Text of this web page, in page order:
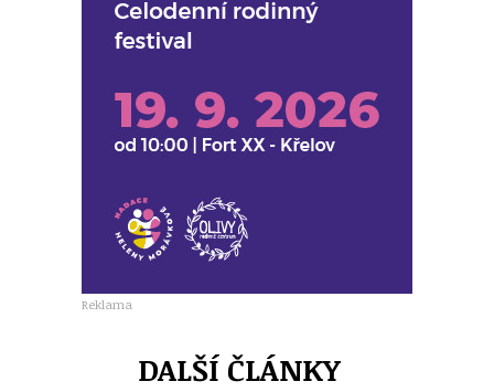
Reklama
DALŠÍ ČLÁNKY